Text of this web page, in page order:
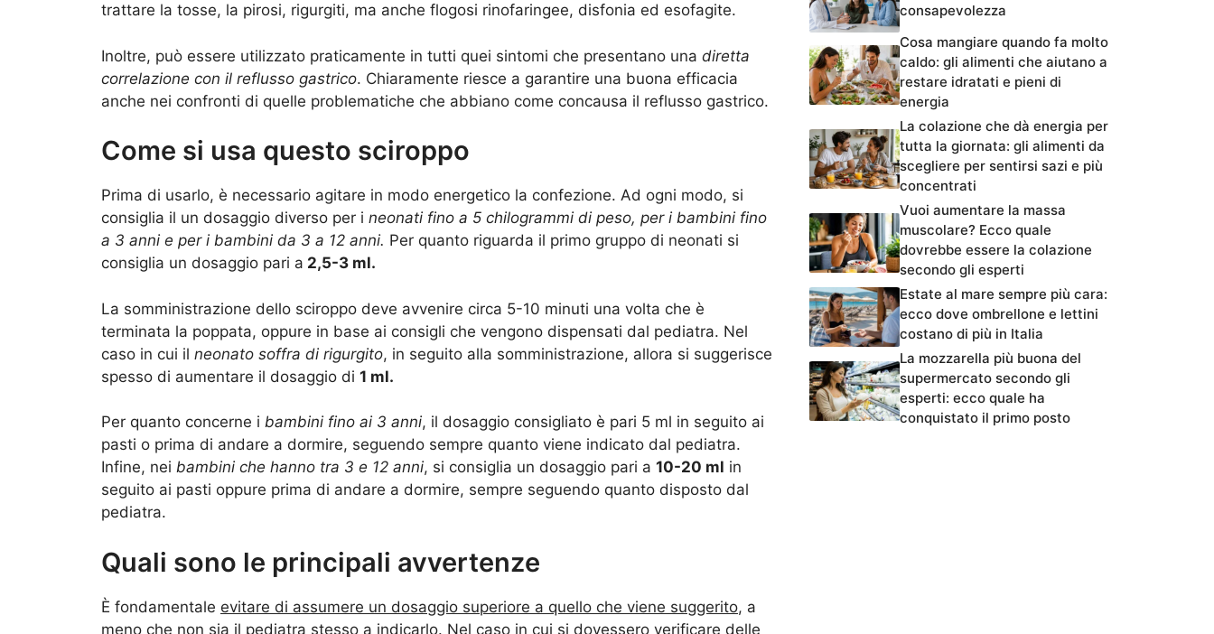
trattare la tosse, la pirosi, rigurgiti, ma anche flogosi rinofaringee, disfonia ed esofagite.
Inoltre, può essere utilizzato praticamente in tutti quei sintomi che presentano una diretta
correlazione con il reflusso gastrico. Chiaramente riesce a garantire una buona efficacia
anche nei confronti di quelle problematiche che abbiano come concausa il reflusso gastrico.
Come si usa questo sciroppo
Prima di usarlo, è necessario agitare in modo energetico la confezione. Ad ogni modo, si
consiglia il un dosaggio diverso per i neonati fino a 5 chilogrammi di peso, per i bambini fino
a 3 anni e per i bambini da 3 a 12 anni. Per quanto riguarda il primo gruppo di neonati si
consiglia un dosaggio pari a 2,5-3 ml.
La somministrazione dello sciroppo deve avvenire circa 5-10 minuti una volta che è
terminata la poppata, oppure in base ai consigli che vengono dispensati dal pediatra. Nel
caso in cui il neonato soffra di rigurgito, in seguito alla somministrazione, allora si suggerisce
spesso di aumentare il dosaggio di 1 ml.
Per quanto concerne i bambini fino ai 3 anni, il dosaggio consigliato è pari 5 ml in seguito ai
pasti o prima di andare a dormire, seguendo sempre quanto viene indicato dal pediatra.
Infine, nei bambini che hanno tra 3 e 12 anni, si consiglia un dosaggio pari a 10-20 ml in
seguito ai pasti oppure prima di andare a dormire, sempre seguendo quanto disposto dal
pediatra.
Quali sono le principali avvertenze
È fondamentale evitare di assumere un dosaggio superiore a quello che viene suggerito, a
meno che non sia il pediatra stesso a indicarlo. Nel caso in cui si dovessero verificare delle
consapevolezza
Cosa mangiare quando fa molto
caldo: gli alimenti che aiutano a
restare idratati e pieni di
energia
La colazione che dà energia per
tutta la giornata: gli alimenti da
scegliere per sentirsi sazi e più
concentrati
Vuoi aumentare la massa
muscolare? Ecco quale
dovrebbe essere la colazione
secondo gli esperti
Estate al mare sempre più cara:
ecco dove ombrellone e lettini
costano di più in Italia
La mozzarella più buona del
supermercato secondo gli
esperti: ecco quale ha
conquistato il primo posto